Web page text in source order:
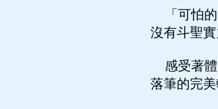
「可怕的
沒有斗聖
感受著體
落筆的完美